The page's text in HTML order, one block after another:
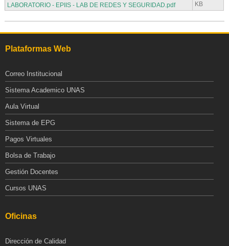
LABORATORIO - EPIIS - LAB DE REDES Y SEGURIDAD.pdf
KB
Plataformas Web
Correo Institucional
Sistema Academico UNAS
Aula Virtual
Sistema de EPG
Pagos Virtuales
Bolsa de Trabajo
Gestión Docentes
Cursos UNAS
Oficinas
Dirección de Calidad